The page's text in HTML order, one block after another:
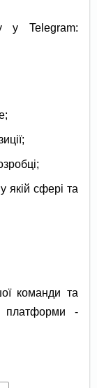
у Telegram:
якій сфері та
команди та
платформи -